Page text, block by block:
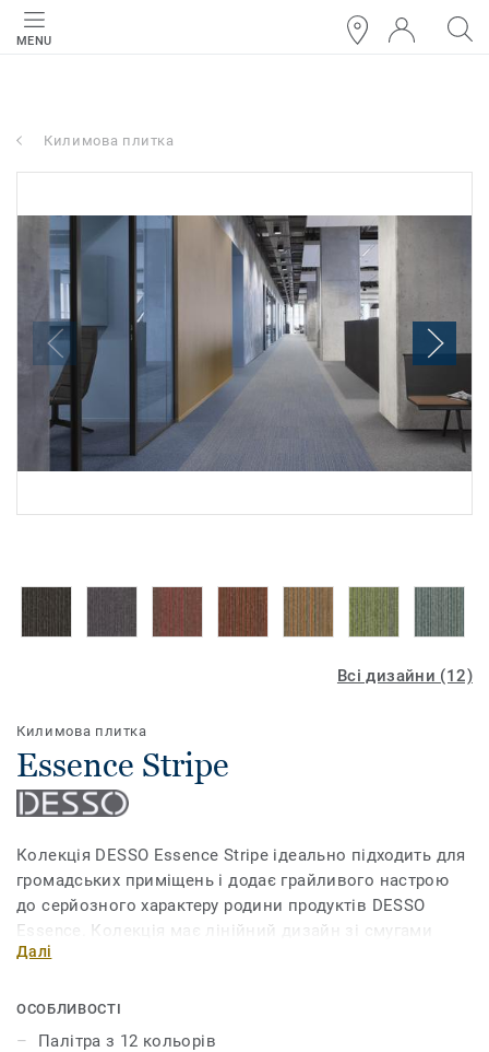
MENU
Килимова плитка
Всі дизайни (12)
Килимова плитка
Essence Stripe
Колекція DESSO Essence Stripe ідеально підходить для
громадських приміщень і додає грайливого настрою
до серйозного характеру родини продуктів DESSO
Essence. Колекція має лінійний дизайн зі смугами
різної товщини та широку палітру кольорів, серед яких
7 теплих і яскравих відтінків (червоний, помаранчевий,
синій, фіолетовий тощо). Кольорова гама легко та
Далі
ОСОБЛИВОСТІ
Палітра з 12 кольорів